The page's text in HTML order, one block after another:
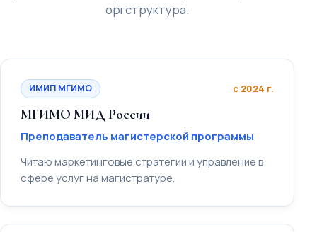
оргструктура.
ИМИП МГИМО с 2024 г.
МГИМО МИД России
Преподаватель магистерской программы
Читаю маркетинговые стратегии и управление в
сфере услуг на магистратуре.